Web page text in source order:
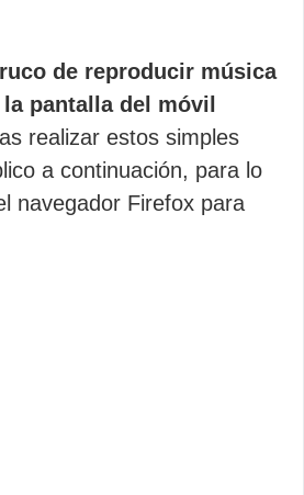
de reproducir música
pantalla del móvil
realizar estos simples
a continuación, para lo
navegador Firefox para